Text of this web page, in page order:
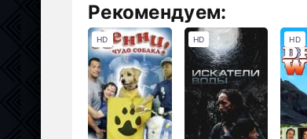
Рекомендуем:
HD HD HD